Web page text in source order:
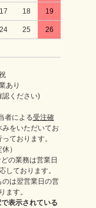
17 18 19
24 25 26
あり
認ください)
者による受注確
みをいただいてお
ております。
）
の業務は営業日
しております。
は翌営業日の営
ます。
表示されている